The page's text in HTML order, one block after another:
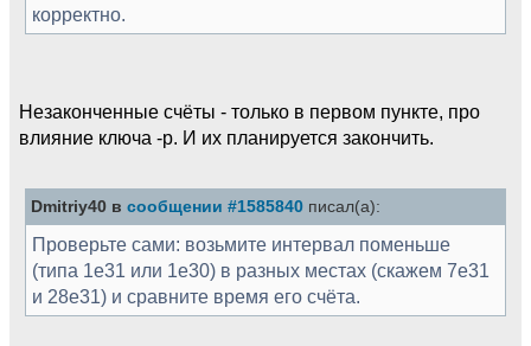
корректно.
Незаконченные счёты - только в первом пункте, про
влияние ключа -p. И их планируется закончить.
Dmitriy40 в сообщении #1585840 писал(а):
Проверьте сами: возьмите интервал поменьше
(типа 1e31 или 1e30) в разных местах (скажем 7e31
и 28e31) и сравните время его счёта.